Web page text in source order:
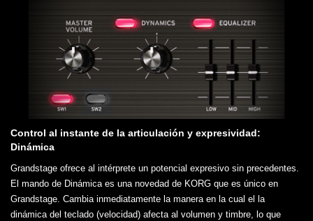
Control al instante de la articulación y expresividad:
Dinámica
Grandstage ofrece al intérprete un potencial expresivo sin precedentes.
El mando de Dinámica es una novedad de KORG que es único en
Grandstage. Cambia inmediatamente la manera en la cual el la
dinámica del teclado (velocidad) afecta al volumen y timbre, lo que